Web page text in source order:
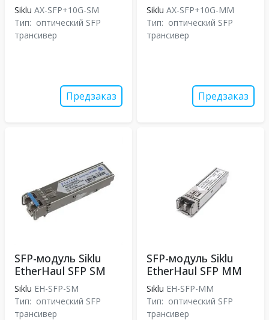
Siklu AX-SFP+10G-SM
Тип: оптический SFP
трансивер
Предзаказ
Siklu AX-SFP+10G-MM
Тип: оптический SFP
трансивер
Предзаказ
SFP-модуль Siklu
EtherHaul SFP SM
Siklu EH-SFP-SM
Тип: оптический SFP
трансивер
SFP-модуль Siklu
EtherHaul SFP MM
Siklu EH-SFP-MM
Тип: оптический SFP
трансивер